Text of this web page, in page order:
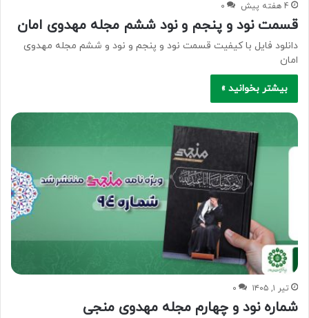
4 هفته پیش ۰
قسمت نود و پنجم و نود ششم مجله مهدوی امان
دانلود فایل با کیفیت قسمت نود و پنجم و نود و ششم مجله مهدوی
امان
بیشتر بخوانید »
تیر ۱, ۱۴۰۵ ۰
شماره نود و چهارم مجله مهدوی منجی